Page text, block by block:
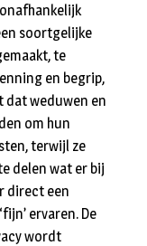
soortgelijke
te
en begrip,
dat weduwen en
om hun
terwijl ze
delen wat er bij
direct een
ervaren. De
wordt